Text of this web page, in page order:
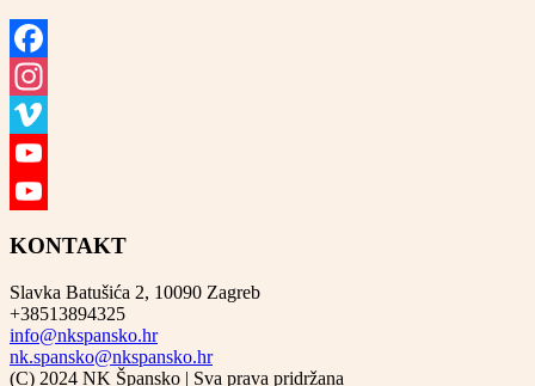
Facebook
Instagram
Vimeo
YouTube
KONTAKT
Slavka Batušića 2, 10090 Zagreb
+38513894325
info@nkspansko.hr
nk.spansko@nkspansko.hr
(C) 2024 NK Špansko | Sva prava pridržana